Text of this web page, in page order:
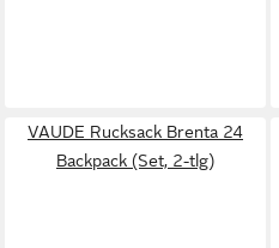
VAUDE Rucksack Brenta 24
Backpack (Set, 2-tlg)